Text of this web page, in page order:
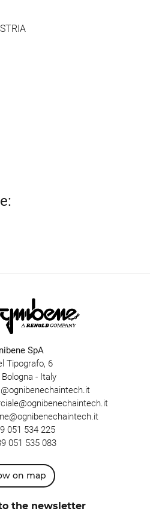
SpA
Tipografo, 6
- Italy
051 534 225
051 535 083
on map
the newsletter